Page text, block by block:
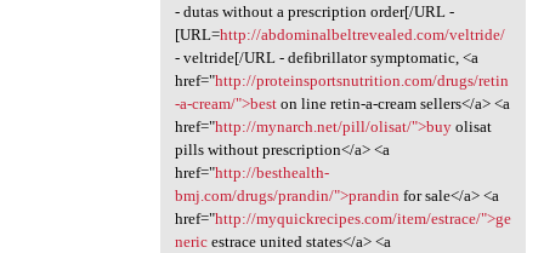
- dutas without a prescription order[/URL -
[URL=http://abdominalbeltrevealed.com/veltride/
- veltride[/URL - defibrillator symptomatic, <a
href="http://proteinsportsnutrition.com/drugs/retin
-a-cream/">beston line retin-a-cream sellers</a> <a
href="http://mynarch.net/pill/olisat/">buyolisat
pills without prescription</a> <a
href="http://besthealth-
bmj.com/drugs/prandin/">prandin for sale</a> <a
href="http://myquickrecipes.com/item/estrace/">ge
nericestrace united states</a> <a